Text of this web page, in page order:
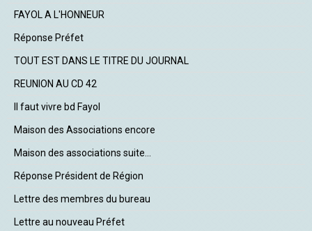
FAYOL A L'HONNEUR
Réponse Préfet
TOUT EST DANS LE TITRE DU JOURNAL
REUNION AU CD 42
Il faut vivre bd Fayol
Maison des Associations encore
Maison des associations suite...
Réponse Président de Région
Lettre des membres du bureau
Lettre au nouveau Préfet